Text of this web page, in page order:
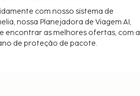
com nosso sistema de
nossa Planejadora de Viagem AI,
encontrar as melhores ofertas, com a
de proteção de pacote.